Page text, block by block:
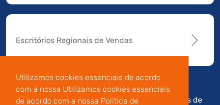
Utilizamos cookies essenciais de acordo
com a nossa Utilizamos cookies essenciais
de acordo com a nossa Política de
Escritórios Regionais de Vendas
Av. Manoel da Nóbrega,
Termos de
Código de